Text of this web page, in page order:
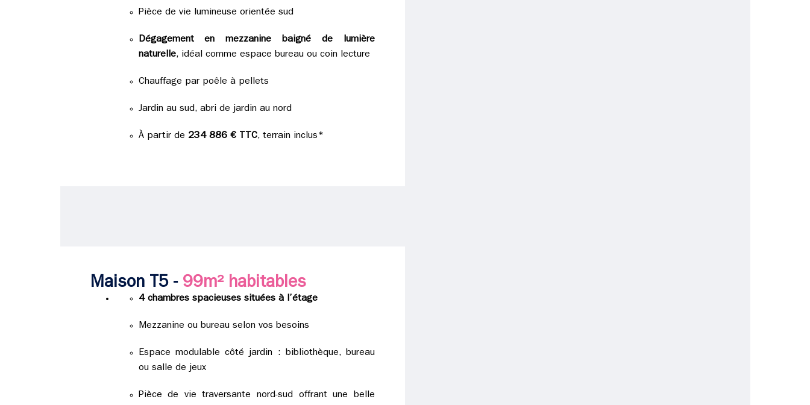
Pièce de vie lumineuse orientée sud
Dégagement en mezzanine baigné de lumière
naturelle, idéal comme espace bureau ou coin lecture
Chauffage par poêle à pellets
Jardin au sud, abri de jardin au nord
À partir de 234 886 € TTC, terrain inclus*
Maison T5 - 99m² habitables
4 chambres spacieuses situées à l’étage
Mezzanine ou bureau selon vos besoins
Espace modulable côté jardin : bibliothèque, bureau
ou salle de jeux
Pièce de vie traversante nord-sud offrant une belle